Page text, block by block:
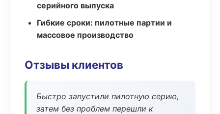
серийного выпуска
Гибкие сроки: пилотные партии и
массовое производство
Отзывы клиентов
Быстро запустили пилотную серию,
затем без проблем перешли к